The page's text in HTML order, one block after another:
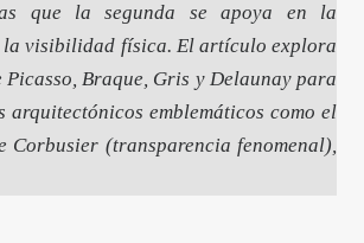
que la segunda se apoya en la
la visibilidad física. El artículo explora
Braque, Gris y Delaunay para
arquitectónicos emblemáticos como el
(transparencia fenomenal),